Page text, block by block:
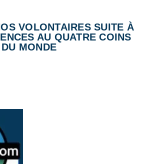
VOLONTAIRES SUITE À
AU QUATRE COINS
DU MONDE